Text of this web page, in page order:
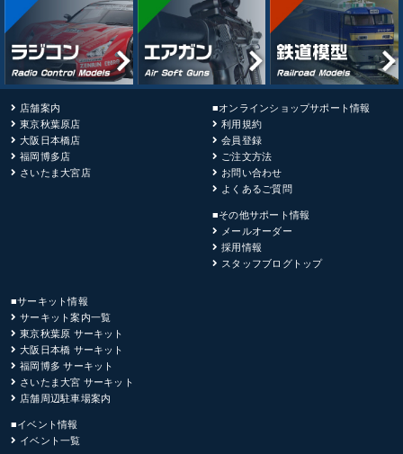
店舗案内
東京秋葉原店
大阪日本橋店
福岡博多店
さいたま大宮店
■オンラインショップサポート情報
利用規約
会員登録
ご注文方法
お問い合わせ
よくあるご質問
■その他サポート情報
メールオーダー
採用情報
スタッフブログトップ
■サーキット情報
サーキット案内一覧
東京秋葉原 サーキット
大阪日本橋 サーキット
福岡博多 サーキット
さいたま大宮 サーキット
店舗周辺駐車場案内
■イベント情報
イベント一覧